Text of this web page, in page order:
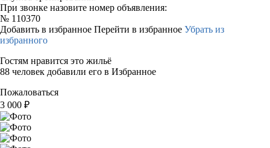
При звонке назовите номер объявления:
№ 110370
Добавить в избранное Перейти в избранное Убрать из
избранного
Гостям нравится это жильё
88 человек добавили его в Избранное
Пожаловаться
3 000 ₽